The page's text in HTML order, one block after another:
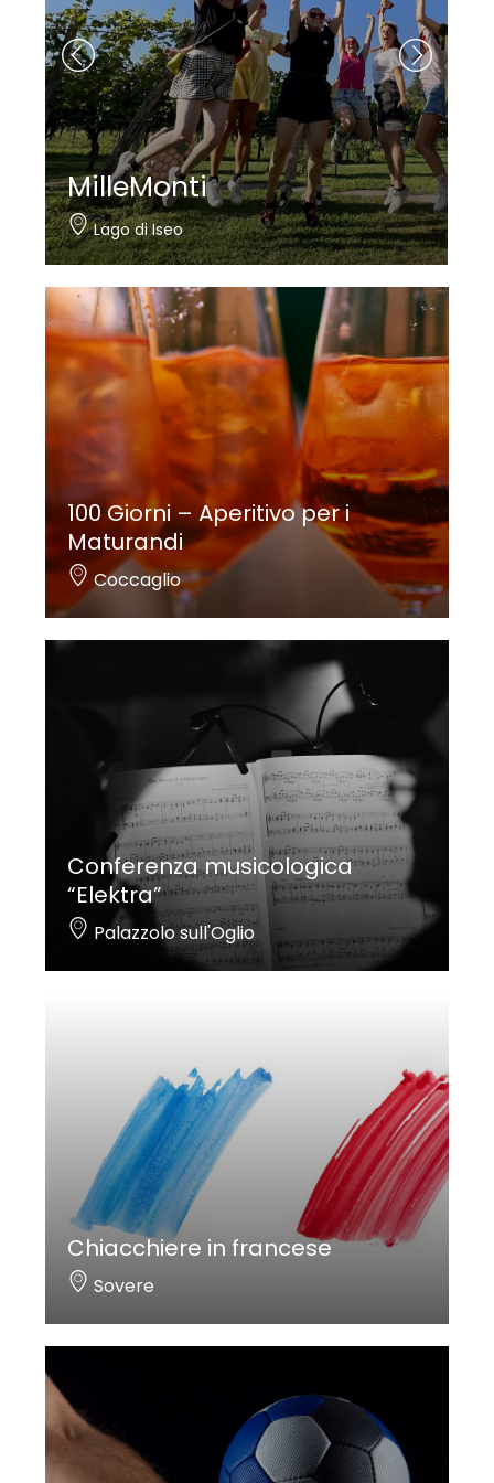
MilleMonti
Lago di Iseo
100 Giorni – Aperitivo per i
Maturandi
Coccaglio
Conferenza musicologica
“Elektra”
Palazzolo sull'Oglio
Chiacchiere in francese
Sovere